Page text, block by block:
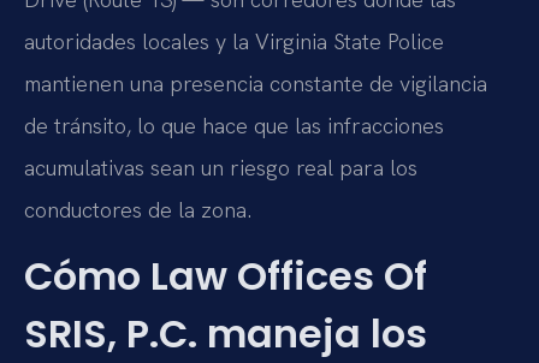
autoridades locales y la Virginia State Police
mantienen una presencia constante de vigilancia
de tránsito, lo que hace que las infracciones
acumulativas sean un riesgo real para los
conductores de la zona.
Cómo Law Offices Of
SRIS, P.C. maneja los